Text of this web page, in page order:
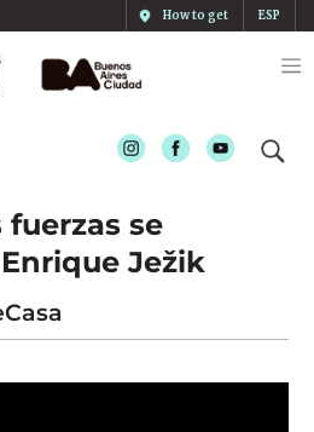
How to get ESP
InstagramFacebookYoutube
fuerzas se
Ježik